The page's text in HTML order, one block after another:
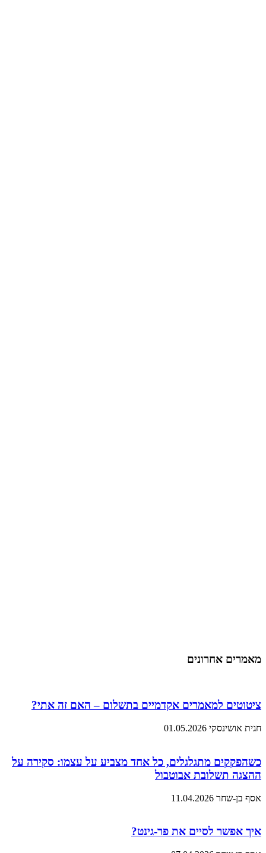
מאמרים אחרונים
ציטוטים למאמרים אקדמיים בתשלום – האם זה אתי?
חגית אושינסקי 01.05.2026
כשהפקקים מתגלגלים, כל אחד מצביע על עצמו: סקירה על
ההצגה תשלובת אבוטבול
אסף בן-שחר 11.04.2026
איך אפשר לסיים את פר-גינט?